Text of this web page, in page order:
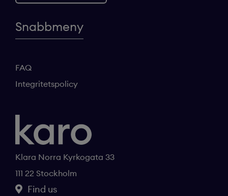
Klara Norra Kyrkogata 33
111 22 Stockholm
Find us
Snabbmeny
FAQ
Integritetspolicy